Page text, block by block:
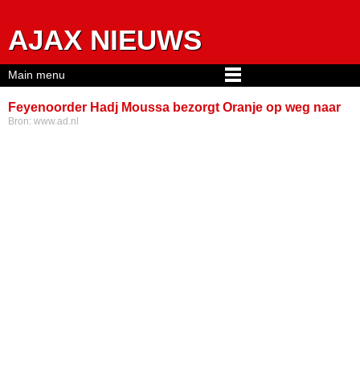
AJAX NIEUWS
Feyenoorder Hadj Moussa bezorgt Oranje op weg naar
Bron: www.ad.nl
Main menu